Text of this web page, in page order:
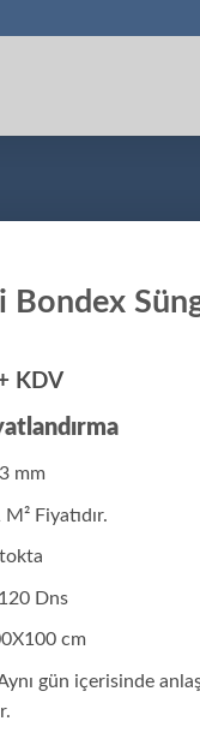
Bondex
KDV
mm
M² Fiyatıdır.
120 Dns
cm
gün içerisinde